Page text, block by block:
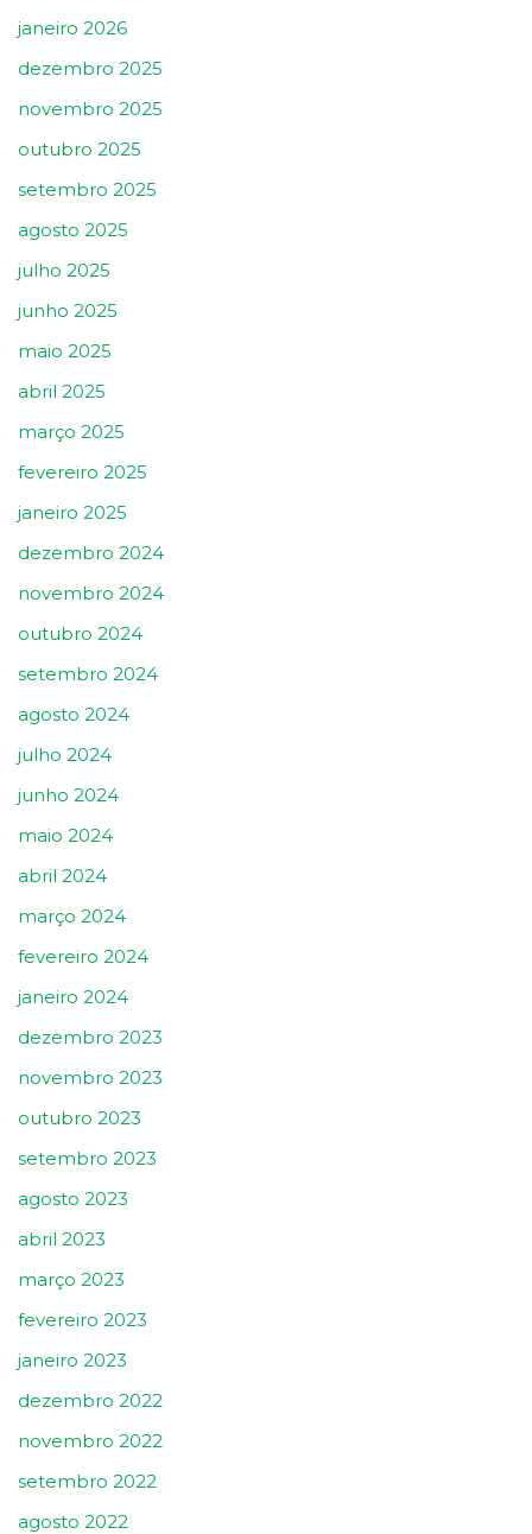
janeiro 2026
dezembro 2025
novembro 2025
outubro 2025
setembro 2025
agosto 2025
julho 2025
junho 2025
maio 2025
abril 2025
março 2025
fevereiro 2025
janeiro 2025
dezembro 2024
novembro 2024
outubro 2024
setembro 2024
agosto 2024
julho 2024
junho 2024
maio 2024
abril 2024
março 2024
fevereiro 2024
janeiro 2024
dezembro 2023
novembro 2023
outubro 2023
setembro 2023
agosto 2023
abril 2023
março 2023
fevereiro 2023
janeiro 2023
dezembro 2022
novembro 2022
setembro 2022
agosto 2022